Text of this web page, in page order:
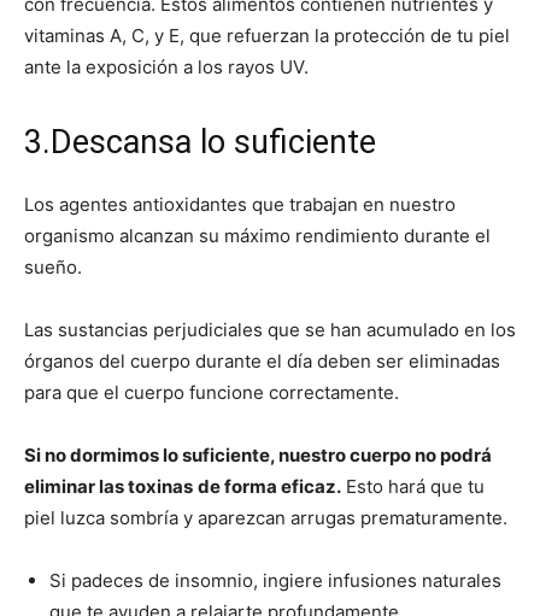
vitaminas A, C, y E, que refuerzan la protección de tu piel
ante la exposición a los rayos UV.
3.Descansa lo suficiente
Los agentes antioxidantes que trabajan en nuestro
organismo alcanzan su máximo rendimiento durante el
sueño.
Las sustancias perjudiciales que se han acumulado en los
órganos del cuerpo durante el día deben ser eliminadas
para que el cuerpo funcione correctamente.
Si no dormimos lo suficiente, nuestro cuerpo no podrá
eliminar las toxinas de forma eficaz. Esto hará que tu
piel luzca sombría y aparezcan arrugas prematuramente.
Si padeces de insomnio, ingiere infusiones naturales
que te ayuden a relajarte profundamente.